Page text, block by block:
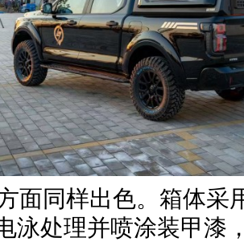
面同样出色。箱体采
泳处理并喷涂装甲漆